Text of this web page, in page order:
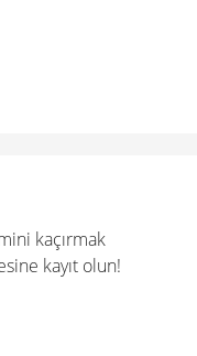
kaçırmak
kayıt olun!